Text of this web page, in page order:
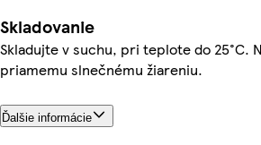
Skladovanie
Skladujte v suchu, pri teplote do 25°C.
priamemu slnečnému žiareniu.
Ďalšie informácie